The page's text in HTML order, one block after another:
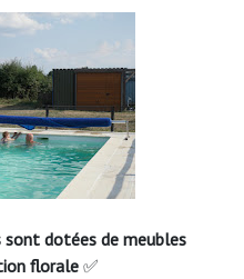
sont dotées de meubles
florale✅